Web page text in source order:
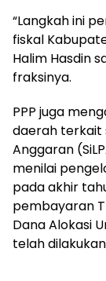
“Langkah ini
fiskal
Halim Hasdin
fraksinya.
PPP juga
daerah terkait
Anggaran
menilai
pada akhir
pembayaran
Dana Alokasi
telah